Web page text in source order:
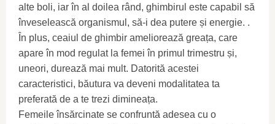
alte boli, iar în al doilea rând, ghimbirul este capabil să
înveselească organismul, să-i dea putere și energie. .
În plus, ceaiul de ghimbir ameliorează greața, care
apare în mod regulat la femei în primul trimestru și,
uneori, durează mai mult. Datorită acestei
caracteristici, băutura va deveni modalitatea ta
preferată de a te trezi dimineața.
Femeile însărcinate se confruntă adesea cu o